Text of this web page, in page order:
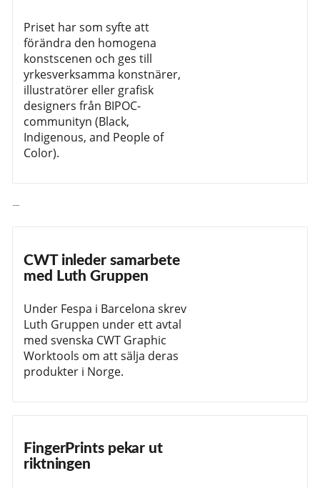
Priset har som syfte att
förändra den homogena
konstscenen och ges till
yrkesverksamma konstnärer,
illustratörer eller grafisk
designers från BIPOC-
communityn (Black,
Indigenous, and People of
Color).
Läs vidare
CWT inleder samarbete
med Luth Gruppen
Under Fespa i Barcelona skrev
Luth Gruppen under ett avtal
med svenska CWT Graphic
Worktools om att sälja deras
produkter i Norge.
FingerPrints pekar ut
riktningen